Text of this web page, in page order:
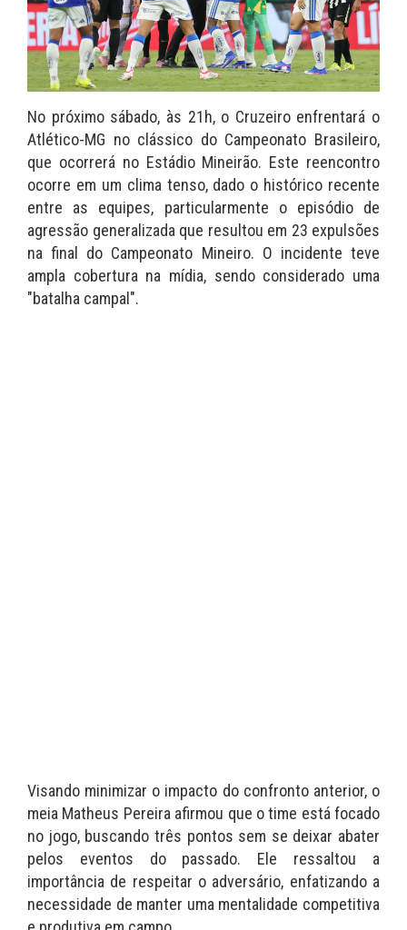
No próximo sábado, às 21h, o Cruzeiro enfrentará o
Atlético-MG no clássico do Campeonato Brasileiro,
que ocorrerá no Estádio Mineirão. Este reencontro
ocorre em um clima tenso, dado o histórico recente
entre as equipes, particularmente o episódio de
agressão generalizada que resultou em 23 expulsões
na final do Campeonato Mineiro. O incidente teve
ampla cobertura na mídia, sendo considerado uma
"batalha campal".
Visando minimizar o impacto do confronto anterior, o
meia Matheus Pereira afirmou que o time está focado
no jogo, buscando três pontos sem se deixar abater
pelos eventos do passado. Ele ressaltou a
importância de respeitar o adversário, enfatizando a
necessidade de manter uma mentalidade competitiva